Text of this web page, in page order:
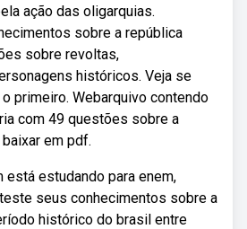
ação das oligarquias.
sobre a república
sobre revoltas,
históricos. Veja se
primeiro. Webarquivo contendo
com 49 questões sobre a
em pdf.
está estudando para enem,
seus conhecimentos sobre a
histórico do brasil entre